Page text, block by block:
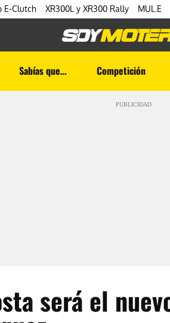
E-Clutch XR300L y XR300 Rally MUL.E
Sabías que… Competición
PUBLICIDAD
será el